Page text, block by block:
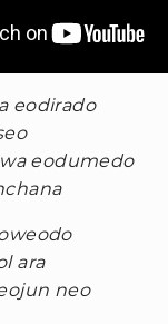
eodirado
eodumedo
ara
neo